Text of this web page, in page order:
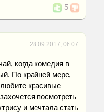
5
28.09.2017, 06:07
когда комедия в
По крайней мере,
красивые
посмотреть
и мечтала стать